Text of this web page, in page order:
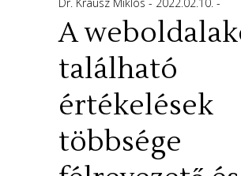
A
található
értékelések
többsége